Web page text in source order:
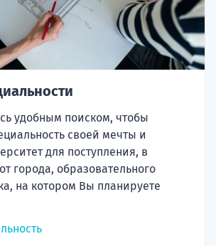
удобным поиском, чтобы
своей мечты и
для поступления, в
города, образовательного
на котором Вы планируете